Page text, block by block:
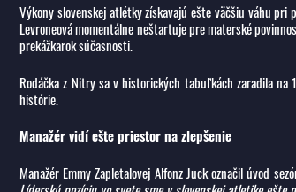
Výkony slovenskej atlétky získavajú ešte väčšiu váhu pri
Levroneová momentálne neštartuje pre materské
prekážkarok súčasnosti.
Rodáčka z Nitry sa v historických tabuľkách zaradila na
histórie.
Manažér vidí ešte priestor na zlepšenie
Manažér Emmy Zapletalovej Alfonz Juck označil úvod